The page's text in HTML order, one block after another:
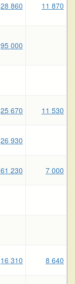
28 860 11 870
95 000
25 670 11 530
26 930
230 7 000
16 310 8 640